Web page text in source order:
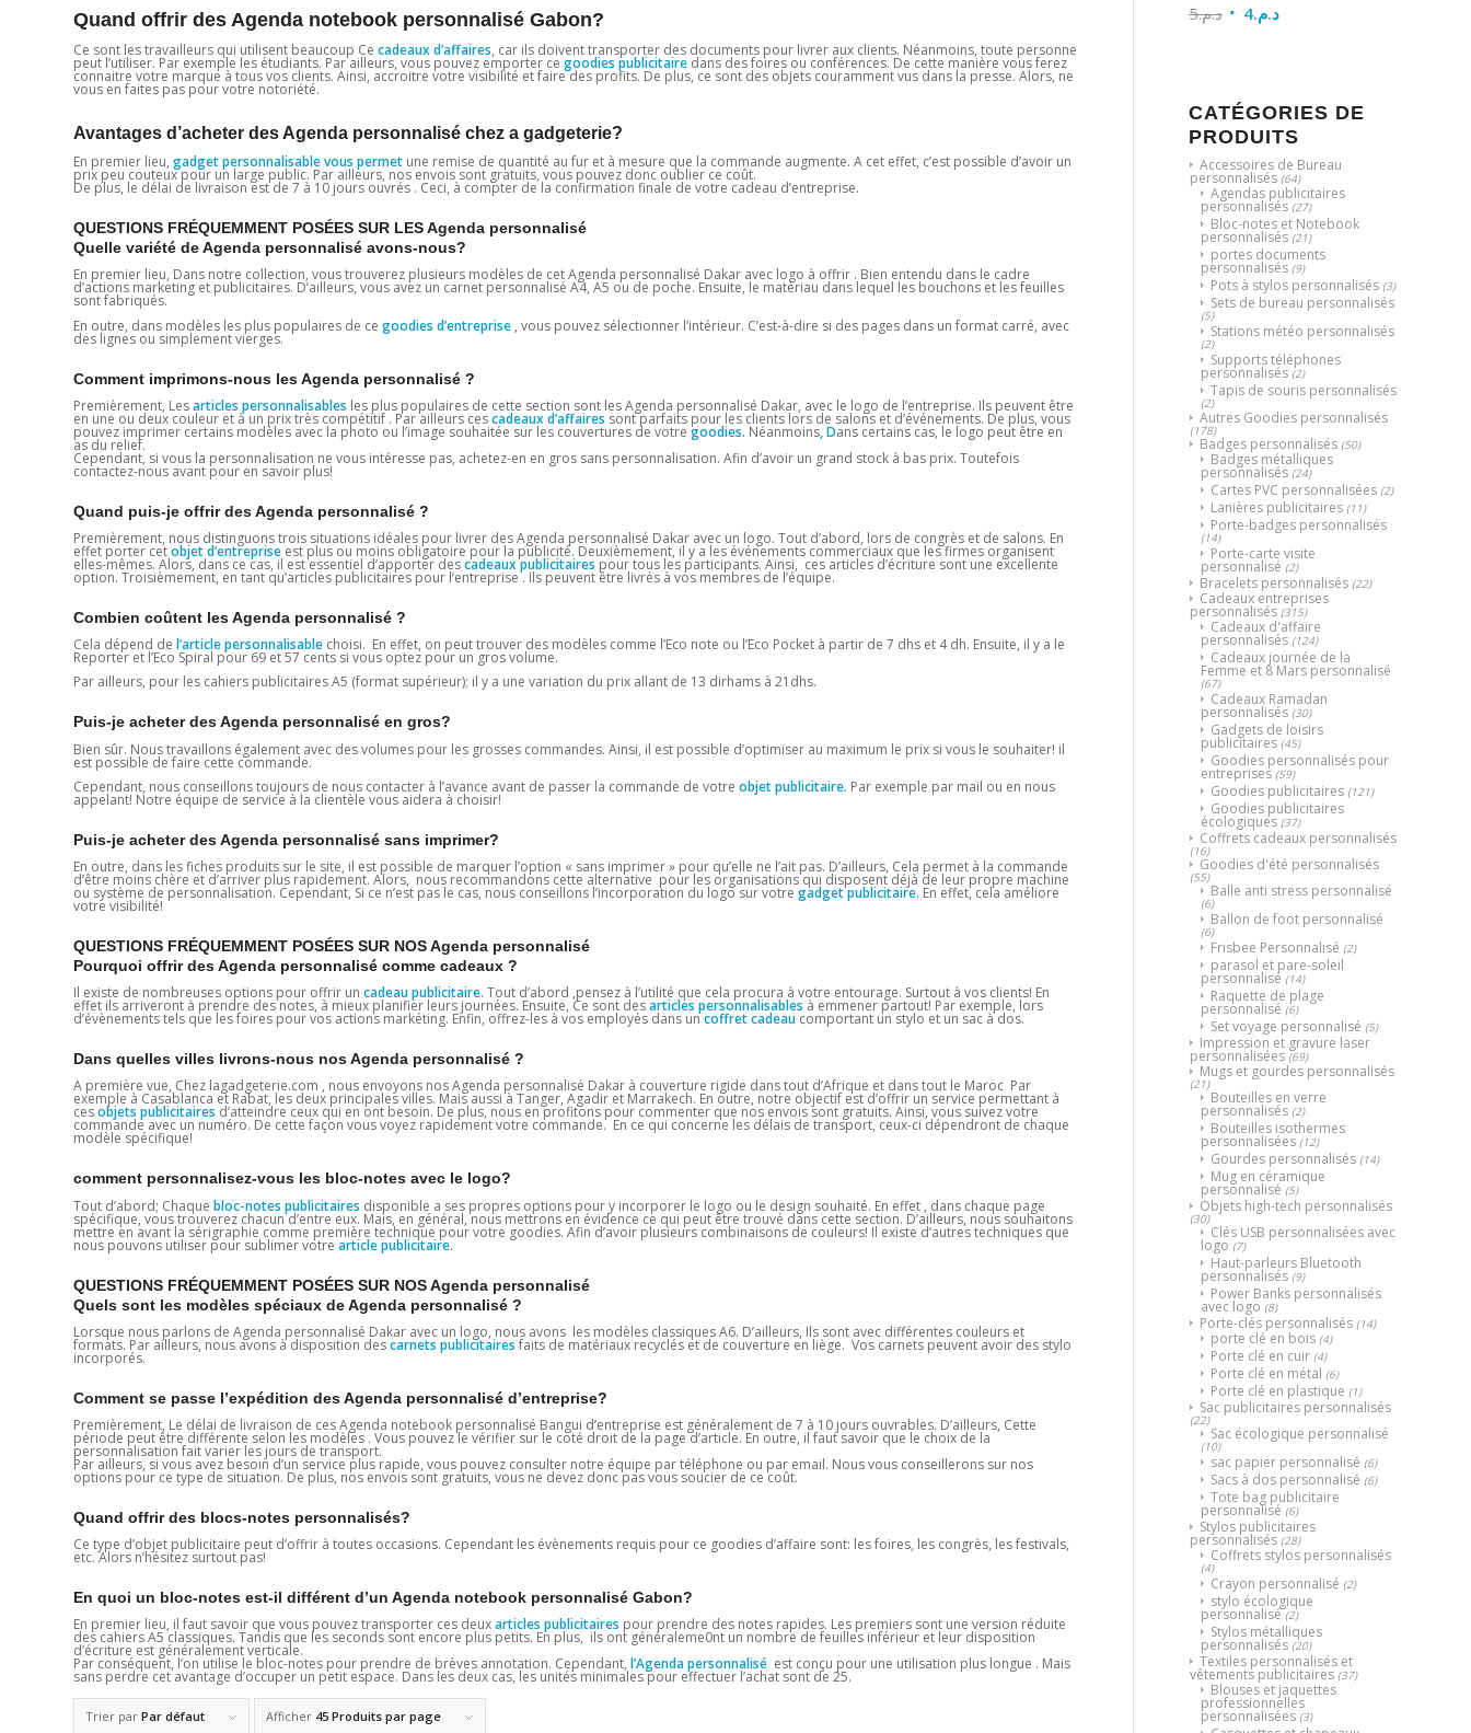
Quand offrir des Agenda notebook personnalisé Gabon?
Ce sont les travailleurs qui utilisent beaucoup Ce cadeaux d’affaires, car ils doivent transporter des documents pour livrer aux clients. Néanmoins, toute personne
peut l’utiliser. Par exemple les étudiants. Par ailleurs, vous pouvez emporter ce goodies publicitaire dans des foires ou conférences. De cette manière vous ferez
connaitre votre marque à tous vos clients. Ainsi, accroitre votre visibilité et faire des profits. De plus, ce sont des objets couramment vus dans la presse. Alors, ne
vous en faites pas pour votre notoriété.
Avantages d’acheter des Agenda personnalisé chez a gadgeterie?
En premier lieu, gadget personnalisable vous permet une remise de quantité au fur et à mesure que la commande augmente. A cet effet, c’est possible d’avoir un
prix peu couteux pour un large public. Par ailleurs, nos envois sont gratuits, vous pouvez donc oublier ce coût.
De plus, le délai de livraison est de 7 à 10 jours ouvrés . Ceci, à compter de la confirmation finale de votre cadeau d’entreprise.
QUESTIONS FRÉQUEMMENT POSÉES SUR LES Agenda personnalisé
Quelle variété de Agenda personnalisé avons-nous?
En premier lieu, Dans notre collection, vous trouverez plusieurs modèles de cet Agenda personnalisé Dakar avec logo à offrir . Bien entendu dans le cadre
d’actions marketing et publicitaires. D’ailleurs, vous avez un carnet personnalisé A4, A5 ou de poche. Ensuite, le matériau dans lequel les bouchons et les feuilles
sont fabriqués.
En outre, dans modèles les plus populaires de ce goodies d’entreprise , vous pouvez sélectionner l’intérieur. C’est-à-dire si des pages dans un format carré, avec
des lignes ou simplement vierges.
Comment imprimons-nous les Agenda personnalisé ?
Premièrement, Lesarticles personnalisables les plus populaires de cette section sont les Agenda personnalisé Dakar, avec le logo de l’entreprise. Ils peuvent être
en une ou deux couleur et à un prix très compétitif . Par ailleurs cescadeaux d’affaires sont parfaits pour les clients lors de salons et d’événements. De plus, vous
pouvez imprimer certains modèles avec la photo ou l’image souhaitée sur les couvertures de votre goodies. Néanmoins, Dans certains cas, le logo peut être en
as du relief.
Cependant, si vous la personnalisation ne vous intéresse pas, achetez-en en gros sans personnalisation. Afin d’avoir un grand stock à bas prix. Toutefois
contactez-nous avant pour en savoir plus!
Quand puis-je offrir des Agenda personnalisé ?
Premièrement, nous distinguons trois situations idéales pour livrer des Agenda personnalisé Dakar avec un logo. Tout d’abord, lors de congrès et de salons. En
effet porter cetobjet d’entreprise est plus ou moins obligatoire pour la publicité. Deuxièmement, il y a les événements commerciaux que les firmes organisent
elles-mêmes. Alors, dans ce cas, il est essentiel d’apporter descadeaux publicitaires pour tous les participants. Ainsi, ces articles d’écriture sont une excellente
option. Troisièmement, en tant qu’articles publicitaires pour l’entreprise . Ils peuvent être livrés à vos membres de l’équipe.
Combien coûtent les Agenda personnalisé ?
Cela dépend de l’article personnalisable choisi. En effet, on peut trouver des modèles comme l’Eco note ou l’Eco Pocket à partir de 7 dhs et 4 dh. Ensuite, il y a le
Reporter et l’Eco Spiral pour 69 et 57 cents si vous optez pour un gros volume.
Par ailleurs, pour les cahiers publicitaires A5 (format supérieur); il y a une variation du prix allant de 13 dirhams à 21dhs.
Puis-je acheter des Agenda personnalisé en gros?
Bien sûr. Nous travaillons également avec des volumes pour les grosses commandes. Ainsi, il est possible d’optimiser au maximum le prix si vous le souhaiter! il
est possible de faire cette commande.
Cependant, nous conseillons toujours de nous contacter à l’avance avant de passer la commande de votre objet publicitaire. Par exemple par mail ou en nous
appelant! Notre équipe de service à la clientèle vous aidera à choisir!
Puis-je acheter des Agenda personnalisé sans imprimer?
En outre, dans les fiches produits sur le site, il est possible de marquer l’option « sans imprimer » pour qu’elle ne l’ait pas. D’ailleurs, Cela permet à la commande
d’être moins chère et d’arriver plus rapidement. Alors, nous recommandons cette alternative pour les organisations qui disposent déjà de leur propre machine
ou système de personnalisation. Cependant, Si ce n’est pas le cas, nous conseillons l’incorporation du logo sur votre gadgetpublicitaire. En effet, cela améliore
votre visibilité!
QUESTIONS FRÉQUEMMENT POSÉES SUR NOS Agenda personnalisé
Pourquoi offrir des Agenda personnalisé comme cadeaux ?
Il existe de nombreuses options pour offrir un cadeau publicitaire. Tout d’abord ,pensez à l’utilité que cela procura à votre entourage. Surtout à vos clients! En
effet ils arriveront à prendre des notes, à mieux planifier leurs journées. Ensuite, Ce sont desarticles personnalisables à emmener partout! Par exemple, lors
d’évènements tels que les foires pour vos actions markéting. Enfin, offrez-les à vos employés dans uncoffret cadeau comportant un stylo et un sac à dos.
Dans quelles villes livrons-nous nos Agenda personnalisé ?
A première vue, Chez lagadgeterie.com , nous envoyons nos Agenda personnalisé Dakar à couverture rigide dans tout d’Afrique et dans tout le Maroc Par
exemple à Casablanca et Rabat, les deux principales villes. Mais aussi à Tanger, Agadir et Marrakech. En outre, notre objectif est d’offrir un service permettant à
cesobjets publicitaires d’atteindre ceux qui en ont besoin. De plus, nous en profitons pour commenter que nos envois sont gratuits. Ainsi, vous suivez votre
commande avec un numéro. De cette façon vous voyez rapidement votre commande. En ce qui concerne les délais de transport, ceux-ci dépendront de chaque
modèle spécifique!
comment personnalisez-vous les bloc-notes avec le logo?
Tout d’abord; Chaque bloc-notes publicitaires disponible a ses propres options pour y incorporer le logo ou le design souhaité. En effet , dans chaque page
spécifique, vous trouverez chacun d’entre eux. Mais, en général, nous mettrons en évidence ce qui peut être trouvé dans cette section. D’ailleurs, nous souhaitons
mettre en avant la sérigraphie comme première technique pour votre goodies. Afin d’avoir plusieurs combinaisons de couleurs! Il existe d’autres techniques que
nous pouvons utiliser pour sublimer votre article publicitaire.
QUESTIONS FRÉQUEMMENT POSÉES SUR NOS Agenda personnalisé
Quels sont les modèles spéciaux de Agenda personnalisé ?
Lorsque nous parlons de Agenda personnalisé Dakar avec un logo, nous avons les modèles classiques A6. D’ailleurs, Ils sont avec différentes couleurs et
formats. Par ailleurs, nous avons à disposition descarnets publicitaires faits de matériaux recyclés et de couverture en liège. Vos carnets peuvent avoir des stylo
incorporés.
Comment se passe l’expédition des Agenda personnalisé d’entreprise?
Premièrement, Le délai de livraison de ces Agenda notebook personnalisé Bangui d’entreprise est généralement de 7 à 10 jours ouvrables. D’ailleurs, Cette
période peut être différente selon les modèles . Vous pouvez le vérifier sur le coté droit de la page d’article. En outre, il faut savoir que le choix de la
personnalisation fait varier les jours de transport.
Par ailleurs, si vous avez besoin d’un service plus rapide, vous pouvez consulter notre équipe par téléphone ou par email. Nous vous conseillerons sur nos
options pour ce type de situation. De plus, nos envois sont gratuits, vous ne devez donc pas vous soucier de ce coût.
Quand offrir des blocs-notes personnalisés?
Ce type d’objet publicitaire peut d’offrir à toutes occasions. Cependant les évènements requis pour ce goodies d’affaire sont: les foires, les congrès, les festivals,
etc. Alors n’hésitez surtout pas!
En quoi un bloc-notes est-il différent d’un Agenda notebook personnalisé Gabon?
En premier lieu, il faut savoir que vous pouvez transporter ces deuxarticles publicitaires pour prendre des notes rapides. Les premiers sont une version réduite
des cahiers A5 classiques. Tandis que les seconds sont encore plus petits. En plus, ils ont généraleme0nt un nombre de feuilles inférieur et leur disposition
d’écriture est généralement verticale.
Par conséquent, l’on utilise le bloc-notes pour prendre de brèves annotation. Cependant, l’Agenda personnalisé est conçu pour une utilisation plus longue . Mais
sans perdre cet avantage d’occuper un petit espace. Dans les deux cas, les unités minimales pour effectuer l’achat sont de 25.
Trier par Par défaut Afficher 45 Produits par page
د.م.5 د.م.4
CATÉGORIES DE
PRODUITS
Accessoires de Bureau
personnalisés (64)
Agendas publicitaires
personnalisés (27)
Bloc-notes et Notebook
personnalisés (21)
portes documents
personnalisés (9)
Pots à stylos personnalisés (3)
Sets de bureau personnalisés
(5)
Stations météo personnalisés
(2)
Supports téléphones
personnalisés (2)
Tapis de souris personnalisés
(2)
Autres Goodies personnalisés
(178)
Badges personnalisés (50)
Badges métalliques
personnalisés (24)
Cartes PVC personnalisées (2)
Lanières publicitaires (11)
Porte-badges personnalisés
(14)
Porte-carte visite
personnalisé (2)
Bracelets personnalisés (22)
Cadeaux entreprises
personnalisés (315)
Cadeaux d'affaire
personnalisés (124)
Cadeaux journée de la
Femme et 8 Mars personnalisé
(67)
Cadeaux Ramadan
personnalisés (30)
Gadgets de loisirs
publicitaires (45)
Goodies personnalisés pour
entreprises (59)
Goodies publicitaires (121)
Goodies publicitaires
écologiques (37)
Coffrets cadeaux personnalisés
(16)
Goodies d'été personnalisés
(55)
Balle anti stress personnalisé
(6)
Ballon de foot personnalisé
(6)
Frisbee Personnalisé (2)
parasol et pare-soleil
personnalisé (14)
Raquette de plage
personnalisé (6)
Set voyage personnalisé (5)
Impression et gravure laser
personnalisées (69)
Mugs et gourdes personnalisés
(21)
Bouteilles en verre
personnalisés (2)
Bouteilles isothermes
personnalisées (12)
Gourdes personnalisés (14)
Mug en céramique
personnalisé (5)
Objets high-tech personnalisés
(30)
Clés USB personnalisées avec
logo (7)
Haut-parleurs Bluetooth
personnalisés (9)
Power Banks personnalisés
avec logo (8)
Porte-clés personnalisés (14)
porte clé en bois (4)
Porte clé en cuir (4)
Porte clé en métal (6)
Porte clé en plastique (1)
Sac publicitaires personnalisés
(22)
Sac écologique personnalisé
(10)
sac papier personnalisé (6)
Sacs à dos personnalisé (6)
Tote bag publicitaire
personnalisé (6)
Stylos publicitaires
personnalisés (28)
Coffrets stylos personnalisés
(4)
Crayon personnalisé (2)
stylo écologique
personnalisé (2)
Stylos métalliques
personnalisés (20)
Textiles personnalisés et
vêtements publicitaires (37)
Blouses et jaquettes
professionnelles
personnalisées (3)